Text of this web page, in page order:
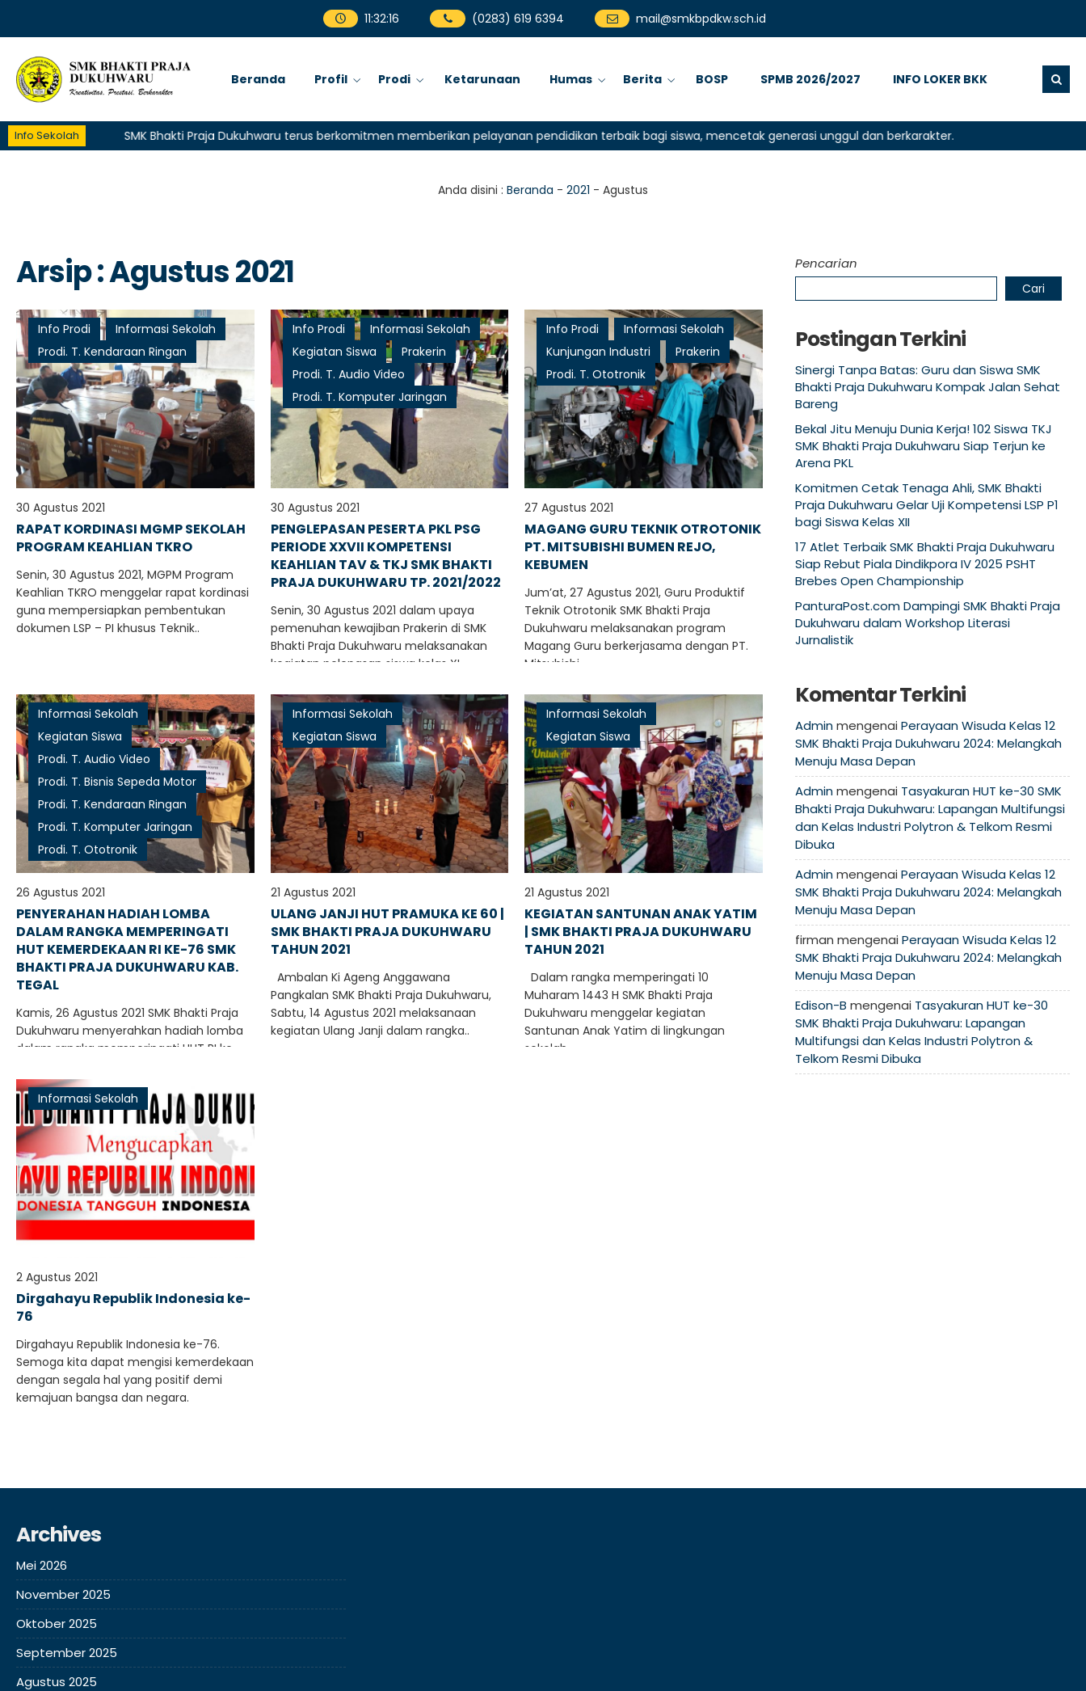
11:32:17 (0283) 619 6394 mail@smkbpdkw.sch.id
Beranda Profil Prodi Ketarunaan Humas Berita BOSP SPMB 2026/2027 INFO LOKER BKK
Info Sekolah SMK Bhakti Praja Dukuhwaru terus berkomitmen memberikan pelayanan pendidikan terbaik bagi siswa, mencetak generasi unggul dan berkarakter.
Anda disini : Beranda - 2021 - Agustus
Arsip : Agustus 2021
Info Prodi
Informasi Sekolah
Prodi. T. Kendaraan Ringan
30 Agustus 2021
RAPAT KORDINASI MGMP SEKOLAH
PROGRAM KEAHLIAN TKRO
Senin, 30 Agustus 2021, MGPM Program
Keahlian TKRO menggelar rapat kordinasi
guna mempersiapkan pembentukan
dokumen LSP – PI khusus Teknik..
Info Prodi
Informasi Sekolah
Kegiatan Siswa
Prakerin
Prodi. T. Audio Video
Prodi. T. Komputer Jaringan
30 Agustus 2021
PENGLEPASAN PESERTA PKL PSG
PERIODE XXVII KOMPETENSI
KEAHLIAN TAV & TKJ SMK BHAKTI
PRAJA DUKUHWARU TP. 2021/2022
Senin, 30 Agustus 2021 dalam upaya
pemenuhan kewajiban Prakerin di SMK
Bhakti Praja Dukuhwaru melaksanakan
kegiatan pelepasan siswa kelas XI..
Info Prodi
Informasi Sekolah
Kunjungan Industri
Prakerin
Prodi. T. Ototronik
27 Agustus 2021
MAGANG GURU TEKNIK OTROTONIK
PT. MITSUBISHI BUMEN REJO,
KEBUMEN
Jum’at, 27 Agustus 2021, Guru Produktif
Teknik Otrotonik SMK Bhakti Praja
Dukuhwaru melaksanakan program
Magang Guru berkerjasama dengan PT.
Mitsubishi..
Informasi Sekolah
Kegiatan Siswa
Prodi. T. Audio Video
Prodi. T. Bisnis Sepeda Motor
Prodi. T. Kendaraan Ringan
Prodi. T. Komputer Jaringan
Prodi. T. Ototronik
26 Agustus 2021
PENYERAHAN HADIAH LOMBA
DALAM RANGKA MEMPERINGATI
HUT KEMERDEKAAN RI KE-76 SMK
BHAKTI PRAJA DUKUHWARU KAB.
TEGAL
Kamis, 26 Agustus 2021 SMK Bhakti Praja
Dukuhwaru menyerahkan hadiah lomba
dalam rangka memperingati HUT RI ke-
Informasi Sekolah
Kegiatan Siswa
21 Agustus 2021
ULANG JANJI HUT PRAMUKA KE 60 |
SMK BHAKTI PRAJA DUKUHWARU
TAHUN 2021
Ambalan Ki Ageng Anggawana
Pangkalan SMK Bhakti Praja Dukuhwaru,
Sabtu, 14 Agustus 2021 melaksanaan
kegiatan Ulang Janji dalam rangka..
Informasi Sekolah
Kegiatan Siswa
21 Agustus 2021
KEGIATAN SANTUNAN ANAK YATIM
| SMK BHAKTI PRAJA DUKUHWARU
TAHUN 2021
Dalam rangka memperingati 10
Muharam 1443 H SMK Bhakti Praja
Dukuhwaru menggelar kegiatan
Santunan Anak Yatim di lingkungan
sekolah...
Informasi Sekolah
2 Agustus 2021
Dirgahayu Republik Indonesia ke-
76
Dirgahayu Republik Indonesia ke-76.
Semoga kita dapat mengisi kemerdekaan
dengan segala hal yang positif demi
kemajuan bangsa dan negara.
Pencarian
Cari
Postingan Terkini
Sinergi Tanpa Batas: Guru dan Siswa SMK
Bhakti Praja Dukuhwaru Kompak Jalan Sehat
Bareng
Bekal Jitu Menuju Dunia Kerja! 102 Siswa TKJ
SMK Bhakti Praja Dukuhwaru Siap Terjun ke
Arena PKL
Komitmen Cetak Tenaga Ahli, SMK Bhakti
Praja Dukuhwaru Gelar Uji Kompetensi LSP P1
bagi Siswa Kelas XII
17 Atlet Terbaik SMK Bhakti Praja Dukuhwaru
Siap Rebut Piala Dindikpora IV 2025 PSHT
Brebes Open Championship
PanturaPost.com Dampingi SMK Bhakti Praja
Dukuhwaru dalam Workshop Literasi
Jurnalistik
Komentar Terkini
Adminmengenai Perayaan Wisuda Kelas 12
SMK Bhakti Praja Dukuhwaru 2024: Melangkah
Menuju Masa Depan
Adminmengenai Tasyakuran HUT ke-30 SMK
Bhakti Praja Dukuhwaru: Lapangan Multifungsi
dan Kelas Industri Polytron & Telkom Resmi
Dibuka
Adminmengenai Perayaan Wisuda Kelas 12
SMK Bhakti Praja Dukuhwaru 2024: Melangkah
Menuju Masa Depan
firman mengenai Perayaan Wisuda Kelas 12
SMK Bhakti Praja Dukuhwaru 2024: Melangkah
Menuju Masa Depan
Edison-B mengenai Tasyakuran HUT ke-30
SMK Bhakti Praja Dukuhwaru: Lapangan
Multifungsi dan Kelas Industri Polytron &
Telkom Resmi Dibuka
Archives
Mei 2026
November 2025
Oktober 2025
September 2025
Agustus 2025